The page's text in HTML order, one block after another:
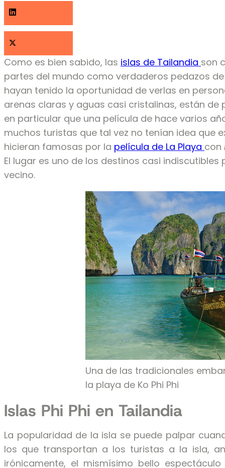
Como es bien sabido, las islas de Tailandia son
partes del mundo como verdaderos pedazos
hayan tenido la oportunidad de verlas en
arenas claras y aguas casi cristalinas, están de
en particular que una película de hace varios
muchos turistas que tal vez no tenían idea que
hicieran famosas por la película de La Playa con
El lugar es uno de los destinos casi
vecino.
Una de las tradicionales
la playa de Ko Phi Phi
Islas Phi Phi en Tailandia
La popularidad de la isla se puede palpar
los que transportan a los turistas a la isla,
irónicamente, el mismísimo bello